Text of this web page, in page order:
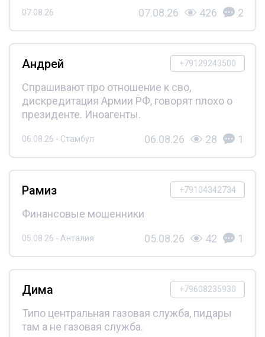
07.08.26 07.08.26 426 2
+79129243500
Андрей
Спрашивают про отношение к сво,
дискредитация Армии РФ, говорят плохо о
президенте. Иноагенты.
06.08.26 - Стамбул 06.08.26 28 1
+79104342734
Рамиз
Финансовые мошенники
05.08.26 - Анталия 05.08.26 42 1
+79608235930
Дима
Типо центральная газовая служба, пидары
там а не газовая служба.